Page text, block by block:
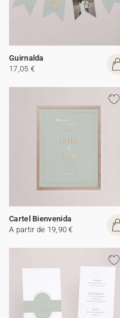
Guirnalda
17,05 €
Cartel Bienvenida
A partir de 19,90 €